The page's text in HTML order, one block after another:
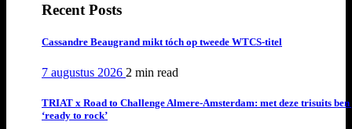
Recent Posts
Cassandre Beaugrand mikt tóch op tweede WTCS-titel
7 augustus 2026 2 min read
TRIAT x Road to Challenge Almere-Amsterdam: met deze trisuits ben
‘ready to rock’